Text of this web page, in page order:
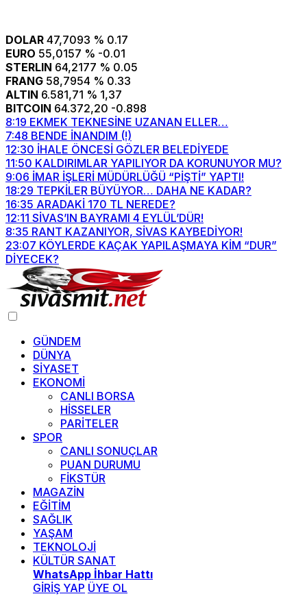
DOLAR 47,7093 % 0.17
EURO 55,0157 % -0.01
STERLIN 64,2177 % 0.05
FRANG 58,7954 % 0.33
ALTIN 6.581,71 % 1,37
BITCOIN 64.372,20 -0.898
8:19 EKMEK TEKNESİNE UZANAN ELLER…
7:48 BENDE İNANDIM (!)
12:30 İHALE ÖNCESİ GÖZLER BELEDİYEDE
11:50 KALDIRIMLAR YAPILIYOR DA KORUNUYOR MU?
9:06 İMAR İŞLERİ MÜDÜRLÜĞÜ “PİŞTİ” YAPTI!
18:29 TEPKİLER BÜYÜYOR… DAHA NE KADAR?
16:35 ARADAKİ 170 TL NEREDE?
12:11 SİVAS’IN BAYRAMI 4 EYLÜL’DÜR!
8:35 RANT KAZANIYOR, SİVAS KAYBEDİYOR!
23:07 KÖYLERDE KAÇAK YAPILAŞMAYA KİM “DUR”
DİYECEK?
GÜNDEM
DÜNYA
SİYASET
EKONOMİ
CANLI BORSA
HİSSELER
PARİTELER
SPOR
CANLI SONUÇLAR
PUAN DURUMU
FİKSTÜR
MAGAZİN
EĞİTİM
SAĞLIK
YAŞAM
TEKNOLOJİ
KÜLTÜR SANAT
WhatsApp İhbar Hattı
GİRİŞ YAP ÜYE OL